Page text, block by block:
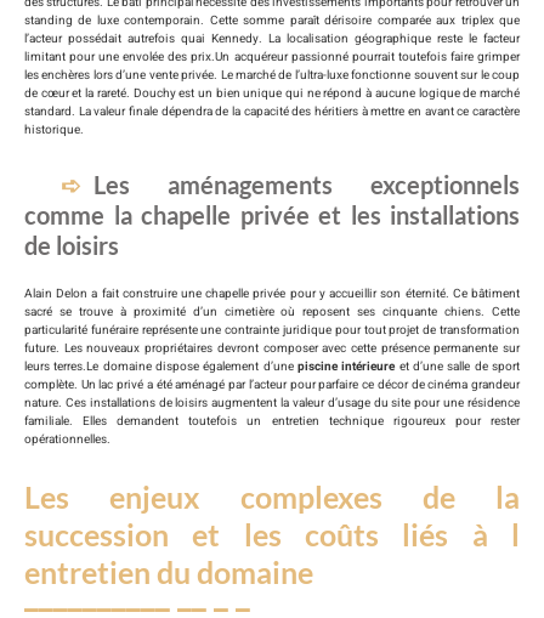
standing de luxe contemporain. Cette somme paraît dérisoire comparée aux triplex que
l’acteur possédait autrefois quai Kennedy. La localisation géographique reste le facteur
limitant pour une envolée des prix.Un acquéreur passionné pourrait toutefois faire grimper
les enchères lors d’une vente privée. Le marché de l’ultra-luxe fonctionne souvent sur le coup
de cœur et la rareté. Douchy est un bien unique qui ne répond à aucune logique de marché
standard. La valeur finale dépendra de la capacité des héritiers à mettre en avant ce caractère
historique.
Les aménagements exceptionnels
comme la chapelle privée et les installations
de loisirs
Alain Delon a fait construire une chapelle privée pour y accueillir son éternité. Ce bâtiment
sacré se trouve à proximité d’un cimetière où reposent ses cinquante chiens. Cette
particularité funéraire représente une contrainte juridique pour tout projet de transformation
future. Les nouveaux propriétaires devront composer avec cette présence permanente sur
leurs terres.Le domaine dispose également d’une piscine intérieureet d’une salle de sport
complète. Un lac privé a été aménagé par l’acteur pour parfaire ce décor de cinéma grandeur
nature. Ces installations de loisirs augmentent la valeur d’usage du site pour une résidence
familiale. Elles demandent toutefois un entretien technique rigoureux pour rester
opérationnelles.
Les enjeux complexes de la
succession et les coûts liés à l
entretien du domaine